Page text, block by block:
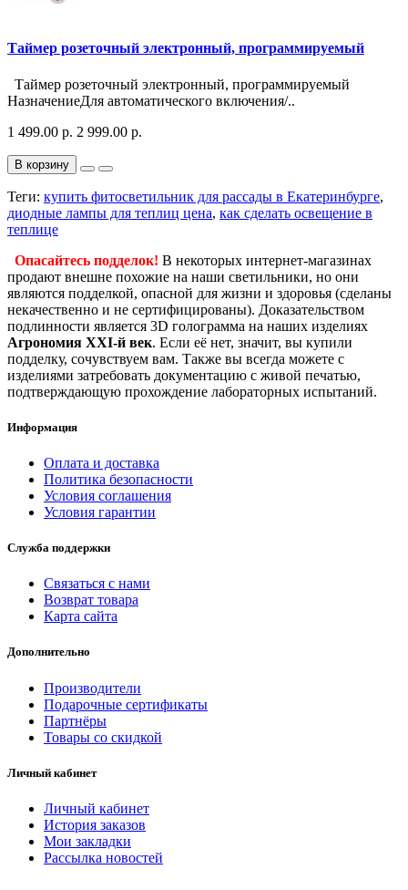
Таймер розеточный электронный, программируемый
Таймер розеточный электронный, программируемый
НазначениеДля автоматического включения/..
1 499.00 р. 2 999.00 р.
В корзину
Теги: купить фитосветильник для рассады в Екатеринбурге,
диодные лампы для теплиц цена, как сделать освещение в
теплице
Опасайтесь подделок! В некоторых интернет-магазинах
продают внешне похожие на наши светильники, но они
являются подделкой, опасной для жизни и здоровья (сделаны
некачественно и не сертифицированы). Доказательством
подлинности является 3D голограмма на наших изделиях
Агрономия XXI-й век. Если её нет, значит, вы купили
подделку, сочувствуем вам. Также вы всегда можете с
изделиями затребовать документацию с живой печатью,
подтверждающую прохождение лабораторных испытаний.
Информация
Оплата и доставка
Политика безопасности
Условия соглашения
Условия гарантии
Служба поддержки
Связаться с нами
Возврат товара
Карта сайта
Дополнительно
Производители
Подарочные сертификаты
Партнёры
Товары со скидкой
Личный кабинет
Личный кабинет
История заказов
Мои закладки
Рассылка новостей